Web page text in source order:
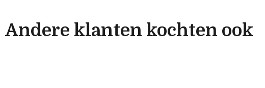
Andere klanten kochten ook